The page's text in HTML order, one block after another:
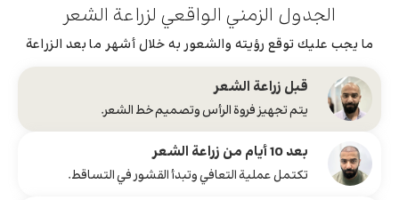
الجدول الزمني الواقعي لزراعة الشعر
ما يجب عليك توقع رؤيته والشعور به خلال أشهر ما بعد الزراعة
قبل زراعة الشعر
يتم تجهيز فروة الرأس وتصميم خط الشعر.
بعد 10 أيام من زراعة الشعر
تكتمل عملية التعافي وتبدأ القشور في التساقط.